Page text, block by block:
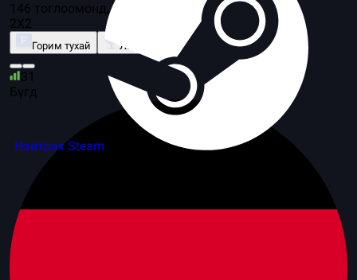
Нэвтрэх Steam
146 тоглоомонд, 107 серверүүд
2X2
Горим тухай Лидерборд
31
Бүгд